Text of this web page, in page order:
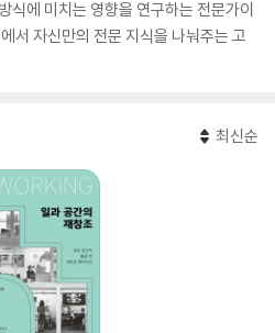
식에 미치는 영향을 연구하는 전문가이
서 자신만의 전문 지식을 나눠주는 고
최신순